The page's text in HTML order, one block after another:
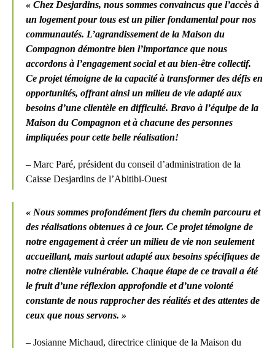
« Chez Desjardins, nous sommes convaincus que l’accès à
un logement pour tous est un pilier fondamental pour nos
communautés. L’agrandissement de la Maison du
Compagnon démontre bien l’importance que nous
accordons à l’engagement social et au bien-être collectif.
Ce projet témoigne de la capacité à transformer des défis en
opportunités, offrant ainsi un milieu de vie adapté aux
besoins d’une clientèle en difficulté. Bravo à l’équipe de la
Maison du Compagnon et à chacune des personnes
impliquées pour cette belle réalisation!
– Marc Paré, président du conseil d’administration de la
Caisse Desjardins de l’Abitibi-Ouest
« Nous sommes profondément fiers du chemin parcouru et
des réalisations obtenues à ce jour. Ce projet témoigne de
notre engagement à créer un milieu de vie non seulement
accueillant, mais surtout adapté aux besoins spécifiques de
notre clientèle vulnérable. Chaque étape de ce travail a été
le fruit d’une réflexion approfondie et d’une volonté
constante de nous rapprocher des réalités et des attentes de
ceux que nous servons. »
– Josianne Michaud, directrice clinique de la Maison du